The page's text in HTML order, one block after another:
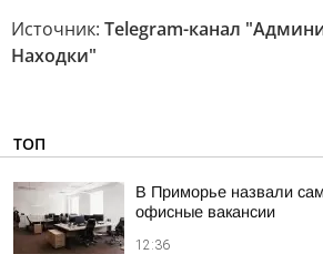
Источник: Telegram-канал
Находки"
ТОП
В Приморье назвали
офисные вакансии
12:36